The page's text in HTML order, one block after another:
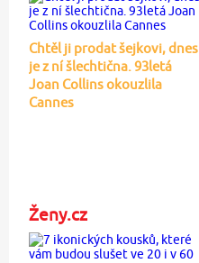
Chtěl ji prodat šejkovi, dnes
je z ní šlechtična. 93letá
Joan Collins okouzlila
Cannes
Ženy.cz